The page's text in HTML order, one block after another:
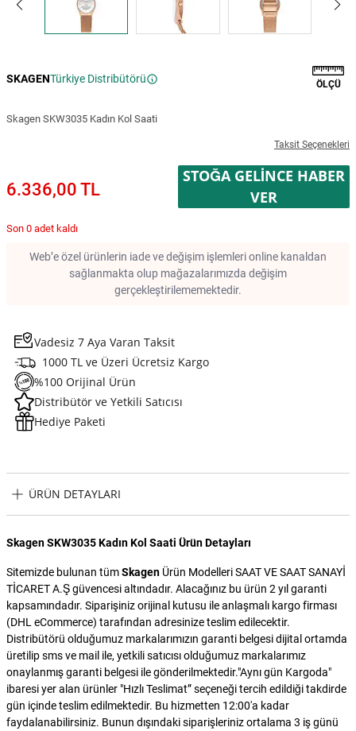
SKAGENTürkiye Distribütörü ÖLÇÜ
Skagen SKW3035 Kadın Kol Saati
Taksit Seçenekleri
6.336,00 TL
STOĞA GELINCE HABER
VER
Son 0 adet kaldı
Web’e özel ürünlerin iade ve değişim işlemleri online kanaldan
sağlanmakta olup mağazalarımızda değişim
gerçekleştirilememektedir.
Vadesiz 7 Aya Varan Taksit
1000 TL ve Üzeri Ücretsiz Kargo
%100 Orijinal Ürün
Distribütör ve Yetkili Satıcısı
Hediye Paketi
ÜRÜN DETAYLARI
Skagen SKW3035 Kadın Kol Saati Ürün Detayları
Sitemizde bulunan tümSkagen Ürün Modelleri SAAT VE SAAT SANAYİ
TİCARET A.Ş güvencesi altındadır. Alacağınız bu ürün 2 yıl garanti
kapsamındadır. Siparişiniz orijinal kutusu ile anlaşmalı kargo firması
(DHL eCommerce) tarafından adresinize teslim edilecektir.
Distribütörü olduğumuz markalarımızın garanti belgesi dijital ortamda
üretilip sms ve mail ile, yetkili satıcısı olduğumuz markalarımız
onaylanmış garanti belgesi ile gönderilmektedir."Aynı gün Kargoda"
ibaresi yer alan ürünler "Hızlı Teslimat” seçeneği tercih edildiği takdirde
gün içinde teslim edilmektedir. Bu hizmetten 12:00'a kadar
faydalanabilirsiniz. Bunun dışındaki siparişleriniz ortalama 3 iş günü